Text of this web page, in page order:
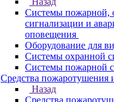
Системы пожарной,
сигнализации и
оповещения
Оборудование для
Системы охранной
Системы пожарной
Средства пожаротушения
Назад
Средства